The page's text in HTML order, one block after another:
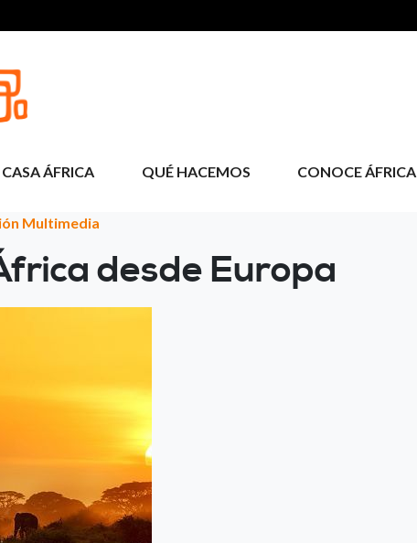
CASA ÁFRICA QUÉ HACEMOS CONOCE ÁFRICA
Multimedia
desde Europa